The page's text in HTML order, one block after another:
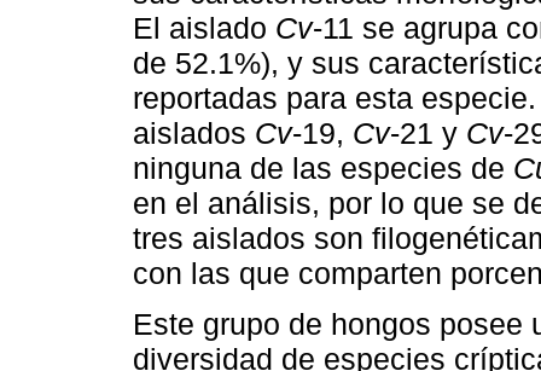
El aislado Cv-11 se agrupa
de 52.1%), y sus
reportadas para esta
aislados Cv-19, Cv-21 y Cv-
ninguna de las especies de
en el análisis, por lo que se
tres aislados son
con las que comparten
Este grupo de hongos posee
diversidad de especies